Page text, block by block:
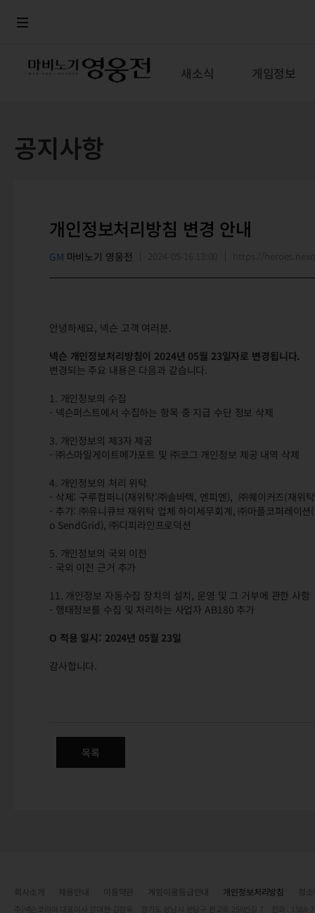
새소식 게임정보
공지사항
개인정보처리방침 변경 안내
GM 마비노기 영웅전
안녕하세요, 넥슨 고객 여러분.
넥슨 개인정보처리방침이 2024년 05월 23일자로 변경됩니다.
변경되는 주요 내용은 다음과 같습니다.
1. 개인정보의 수집
- 넥슨퍼스트에서 수집하는 항목 중 지급 수단 정보 삭제
3. 개인정보의 제3자 제공
- ㈜스마일게이트메가포트 및 ㈜코그 개인정보 제공 내역 삭제
4. 개인정보의 처리 위탁
- 삭제: 구루컴퍼니(재위탁:㈜솔바텍, 엔피엔), ㈜퀘이커즈(재위
- 추가: ㈜유니큐브 재위탁 업체 하이세무회계, ㈜마플코퍼레이션
o SendGrid), ㈜디피라인프로덕션
5. 개인정보의 국외 이전
- 국외 이전 근거 추가
11. 개인정보 자동수집 장치의 설치, 운영 및 그 거부에 관한 사항
- 행태정보를 수집 및 처리하는 사업자 AB180 추가
O 적용 일시: 2024년 05월 23일
감사합니다.
목록
개인정보처리방침